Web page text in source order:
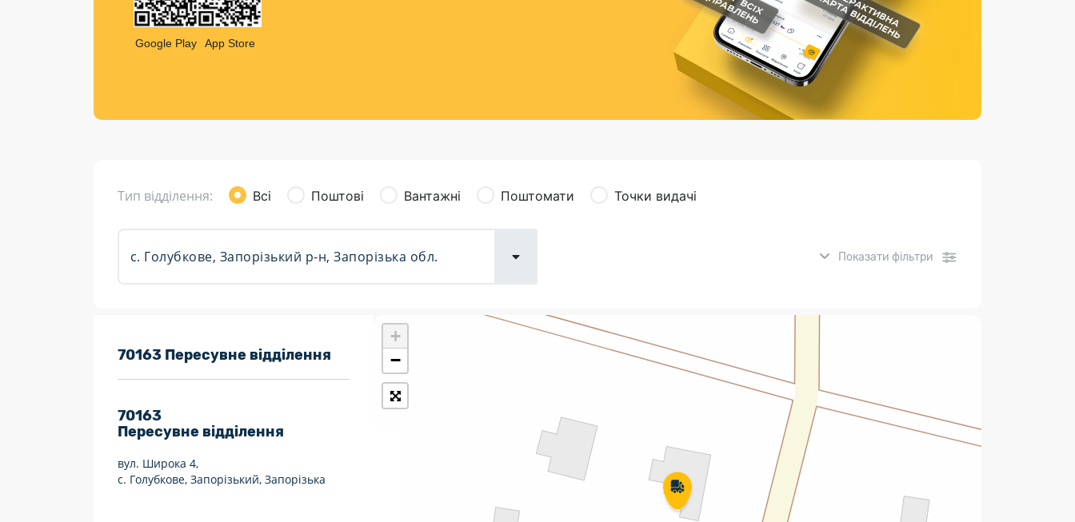
Листи та листівки
Кур’єрська доставка
Страхові послуги
Каталог «Укрпошта Маркет»
Google Play App Store
Тип відділення: Всі Поштові Вантажні Поштомати Точки видачі
Показати фільтри
7 днів на тиждень
Працюють після 19:00
Працюють у вихідні
Укрпошта Стандарт/тариф «Базовий»
Доставка за межі України
Термінові перекази
Комунальні та інші платежі
70163 Пересувне відділення
70163
Пересувне відділення
вул. Широка 4,
с. Голубкове, Запорізький, Запорізька
+
−